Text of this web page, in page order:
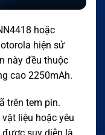
hoặc
hiện sử
này đều thuộc
cao 2250mAh.
trên tem pin.
liệu hoặc yêu